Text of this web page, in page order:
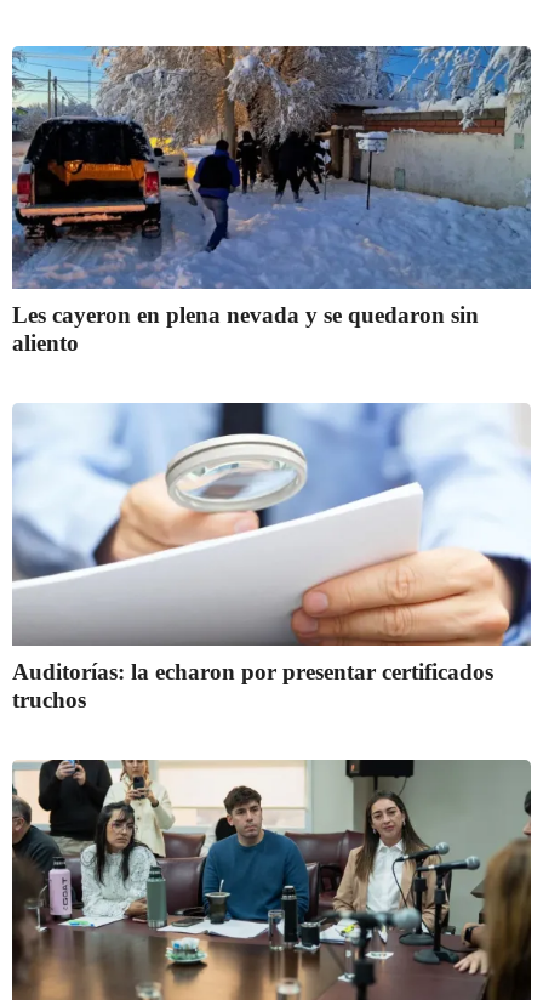
Les cayeron en plena nevada y se quedaron sin
aliento
Auditorías: la echaron por presentar certificados
truchos